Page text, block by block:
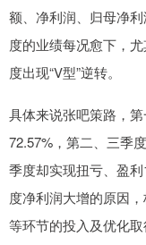
额、净利润、归母净
度的业绩每况愈下，
度出现“V型”逆转。
具体来说张吧策路，
72.57%，第二、三季
季度却实现扭亏、盈
度净利润大增的原因
等环节的投入及优化取